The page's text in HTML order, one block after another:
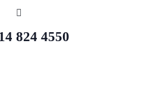
4550 824 514 1 +